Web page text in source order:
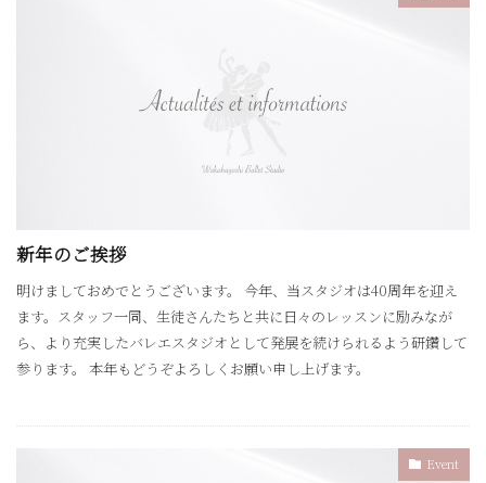
新年のご挨拶
明けましておめでとうございます。 今年、当スタジオは40周年を迎え
ます。スタッフ一同、生徒さんたちと共に日々のレッスンに励みなが
ら、より充実したバレエスタジオとして発展を続けられるよう研鑽して
参ります。 本年もどうぞよろしくお願い申し上げます。
Event